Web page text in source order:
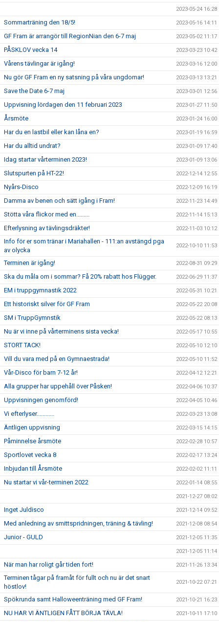
2023-05-24 16:28
Sommarträning den 18/5! 2023-05-16 14:11
GF Fram är arrangör till RegionNian den 6-7 maj 2023-05-02 11:17
PÅSKLOV vecka 14 2023-03-23 10:42
Vårens tävlingar är igång! 2023-03-16 12:00
Nu gör GF Fram en ny satsning på våra ungdomar! 2023-03-13 13:21
Save the Date 6-7 maj 2023-03-01 12:56
Uppvisning lördagen den 11 februari 2023 2023-01-27 11:50
Årsmöte 2023-01-24 16:00
Har du en lastbil eller kan låna en? 2023-01-19 16:59
Har du alltid undrat? 2023-01-09 17:40
Idag startar vårterminen 2023! 2023-01-09 13:06
Slutspurten på HT-22! 2022-12-14 12:55
Nyårs-Disco 2022-12-09 16:19
Damma av benen och sätt igång i Fram! 2022-11-23 14:49
Stötta våra flickor med en......... 2022-11-14 15:13
Efterlysning av tävlingsdräkter! 2022-11-03 10:12
Info för er som tränar i Mariahallen - 111:an avstängd pga
av olycka
2022-10-10 11:53
Terminen är igång! 2022-08-31 09:29
Ska du måla om i sommar? Få 20% rabatt hos Flügger. 2022-06-29 11:37
EM i truppgymnastik 2022 2022-05-31 10:21
Ett historiskt silver för GF Fram 2022-05-22 20:08
SM i TruppGymnstik 2022-05-22 08:13
Nu är vi inne på vårterminens sista vecka! 2022-05-17 10:55
STORT TACK! 2022-05-10 12:10
Vill du vara med på en Gymnaestrada! 2022-05-10 11:52
Vår-Disco för barn 7-12 år! 2022-04-12 12:21
Alla grupper har uppehåll över Påsken! 2022-04-06 10:37
Uppvisningen genomförd! 2022-04-05 10:46
Vi efterlyser............ 2022-03-23 13:08
Äntligen uppvisning 2022-03-15 14:15
Påminnelse årsmöte 2022-02-28 10:57
Sportlovet vecka 8 2022-02-17 13:24
Inbjudan till Årsmöte 2022-02-02 11:11
Nu startar vi vår-terminen 2022 2022-01-14 08:55
2021-12-27 08:02
Inget Juldisco 2021-12-14 09:52
Med anledning av smittspridningen, träning & tävling! 2021-12-08 08:54
Junior - GULD 2021-12-05 11:35
2021-12-05 11:14
När man har roligt går tiden fort! 2021-11-26 13:34
Terminen tågar på framåt för fullt och nu är det snart
höstlov!
2021-10-22 07:21
Spökrunda samt Halloweenträning med GF Fram! 2021-10-21 16:23
NU HAR VI ÄNTLIGEN FÅTT BÖRJA TÄVLA! 2021-10-11 17:10